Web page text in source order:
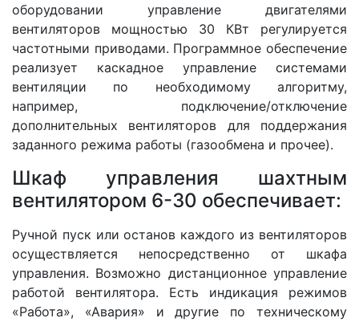
оборудовании управление двигателями
вентиляторов мощностью 30 КВт регулируется
частотными приводами. Программное обеспечение
реализует каскадное управление системами
вентиляции по необходимому алгоритму,
например, подключение/отключение
дополнительных вентиляторов для поддержания
заданного режима работы (газообмена и прочее).
Шкаф управления шахтным
вентилятором 6-30 обеспечивает:
Ручной пуск или останов каждого из вентиляторов
осуществляется непосредственно от шкафа
управления. Возможно дистанционное управление
работой вентилятора. Есть индикация режимов
«Работа», «Авария» и другие по техническому